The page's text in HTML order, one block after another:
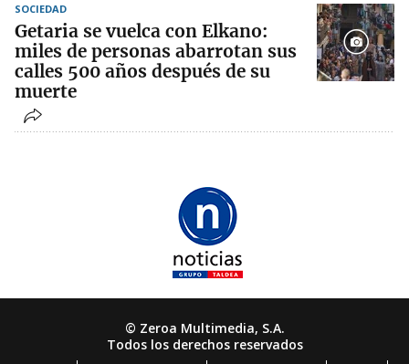
SOCIEDAD
Getaria se vuelca con Elkano:
miles de personas abarrotan sus
calles 500 años después de su
muerte
© Zeroa Multimedia, S.A.
Todos los derechos reservados